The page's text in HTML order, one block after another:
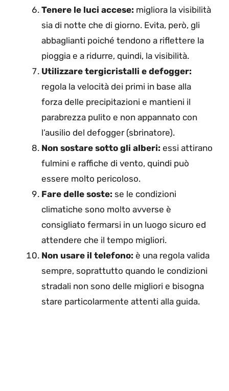
Tenere le luci accese: migliora la visibilità
sia di notte che di giorno. Evita, però, gli
abbaglianti poiché tendono a riflettere la
pioggia e a ridurre, quindi, la visibilità.
Utilizzare tergicristalli e defogger:
regola la velocità dei primi in base alla
forza delle precipitazioni e mantieni il
parabrezza pulito e non appannato con
l’ausilio del defogger (sbrinatore).
Non sostare sotto gli alberi: essi attirano
fulmini e raffiche di vento, quindi può
essere molto pericoloso.
Fare delle soste: se le condizioni
climatiche sono molto avverse è
consigliato fermarsi in un luogo sicuro ed
attendere che il tempo migliori.
Non usare il telefono: è una regola valida
sempre, soprattutto quando le condizioni
stradali non sono delle migliori e bisogna
stare particolarmente attenti alla guida.